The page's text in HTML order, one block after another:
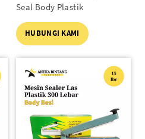
Seal Body Plastik
HUBUNGI KAMI